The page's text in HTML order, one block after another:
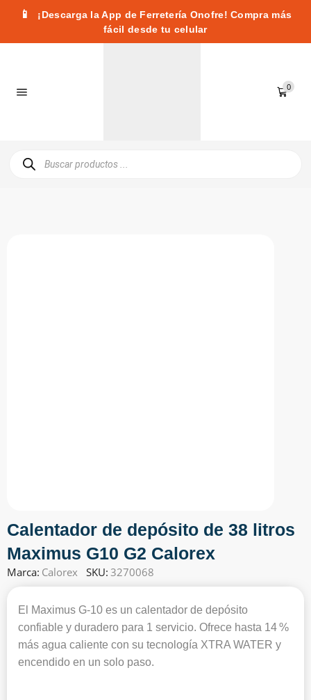
📱
¡Descarga la App de Ferretería Onofre! Compra más
fácil desde tu celular
0
Calentador de depósito de 38 litros
Maximus G10 G2 Calorex
Marca: Calorex SKU: 3270068
El Maximus G-10 es un calentador de depósito
confiable y duradero para 1 servicio. Ofrece hasta 14 %
más agua caliente con su tecnología XTRA WATER y
encendido en un solo paso.